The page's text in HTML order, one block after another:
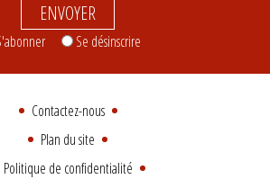
ENVOYER
Se désinscrire
Contactez-nous
Plan du site
Politique de confidentialité